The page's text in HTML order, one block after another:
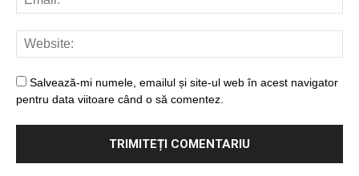
Salvează-mi numele, emailul și site-ul web în acest navigator
pentru data viitoare când o să comentez.